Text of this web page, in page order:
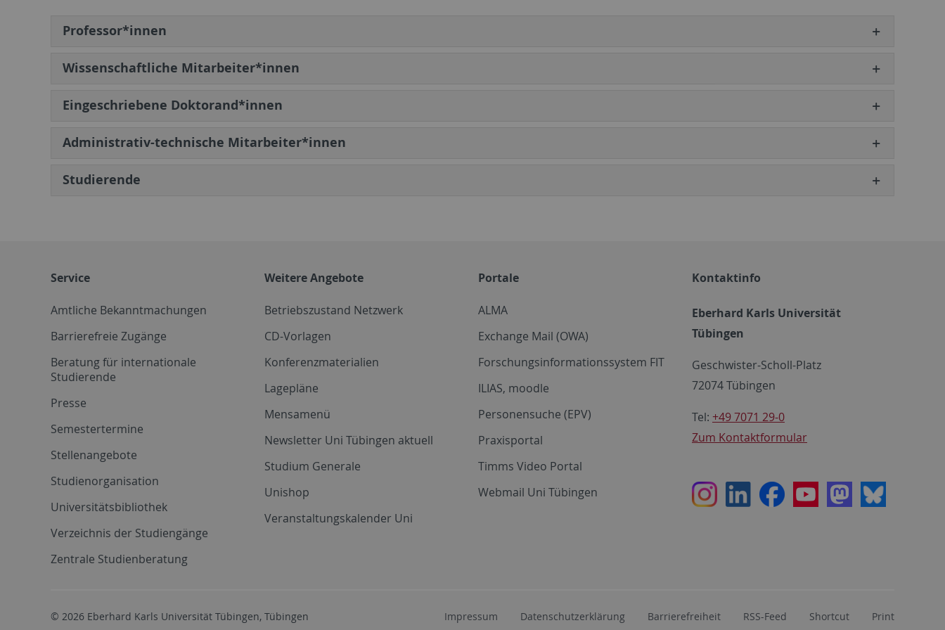
Professor*innen
Wissenschaftliche Mitarbeiter*innen
Eingeschriebene Doktorand*innen
Administrativ-technische Mitarbeiter*innen
Studierende
Service
Amtliche Bekanntmachungen
Barrierefreie Zugänge
Beratung für internationale
Studierende
Presse
Semestertermine
Stellenangebote
Studienorganisation
Universitätsbibliothek
Verzeichnis der Studiengänge
Zentrale Studienberatung
Weitere Angebote
Betriebszustand Netzwerk
CD-Vorlagen
Konferenzmaterialien
Lagepläne
Mensamenü
Newsletter Uni Tübingen aktuell
Studium Generale
Unishop
Veranstaltungskalender Uni
Portale
ALMA
Exchange Mail (OWA)
Forschungsinformationssystem FIT
ILIAS, moodle
Personensuche (EPV)
Praxisportal
Timms Video Portal
Webmail Uni Tübingen
Kontaktinfo
Eberhard Karls Universität
Tübingen
Geschwister-Scholl-Platz
72074 Tübingen
Tel: +49 7071 29-0
Zum Kontaktformular
InstagramLinkedInFacebookYoutubeMastodon
Bluesky
© 2026 Eberhard Karls Universität Tübingen, Tübingen Impressum Datenschutzerklärung Barrierefreiheit RSS-Feed Shortcut Print